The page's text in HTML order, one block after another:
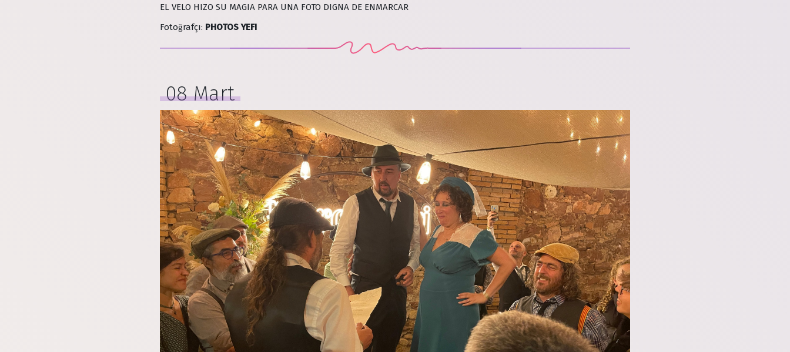
EL VELO HIZO SU MAGIA PARA UNA FOTO DIGNA DE ENMARCAR
Fotoğrafçı: PHOTOS YEFI
08 Mart